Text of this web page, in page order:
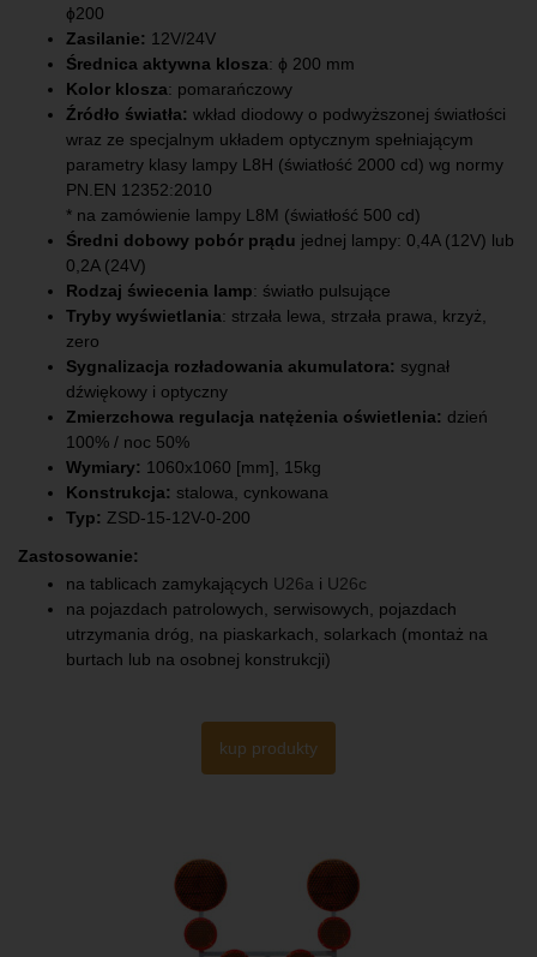
ɸ200
Zasilanie: 12V/24V
Średnica aktywna klosza: ϕ 200 mm
Kolor klosza: pomarańczowy
Źródło światła: wkład diodowy o podwyższonej światłości
wraz ze specjalnym układem optycznym spełniającym
parametry klasy lampy L8H (światłość 2000 cd) wg normy
PN.EN 12352:2010
* na zamówienie lampy L8M (światłość 500 cd)
Średni dobowy pobór prądu jednej lampy: 0,4A (12V) lub
0,2A (24V)
Rodzaj świecenia lamp: światło pulsujące
Tryby wyświetlania: strzała lewa, strzała prawa, krzyż,
zero
Sygnalizacja rozładowania akumulatora: sygnał
dźwiękowy i optyczny
Zmierzchowa regulacja natężenia oświetlenia: dzień
100% / noc 50%
Wymiary: 1060x1060 [mm], 15kg
Konstrukcja: stalowa, cynkowana
Typ: ZSD-15-12V-0-200
Zastosowanie:
na tablicach zamykających U26a i U26c
na pojazdach patrolowych, serwisowych, pojazdach
utrzymania dróg, na piaskarkach, solarkach (montaż na
burtach lub na osobnej konstrukcji)
kup produkty